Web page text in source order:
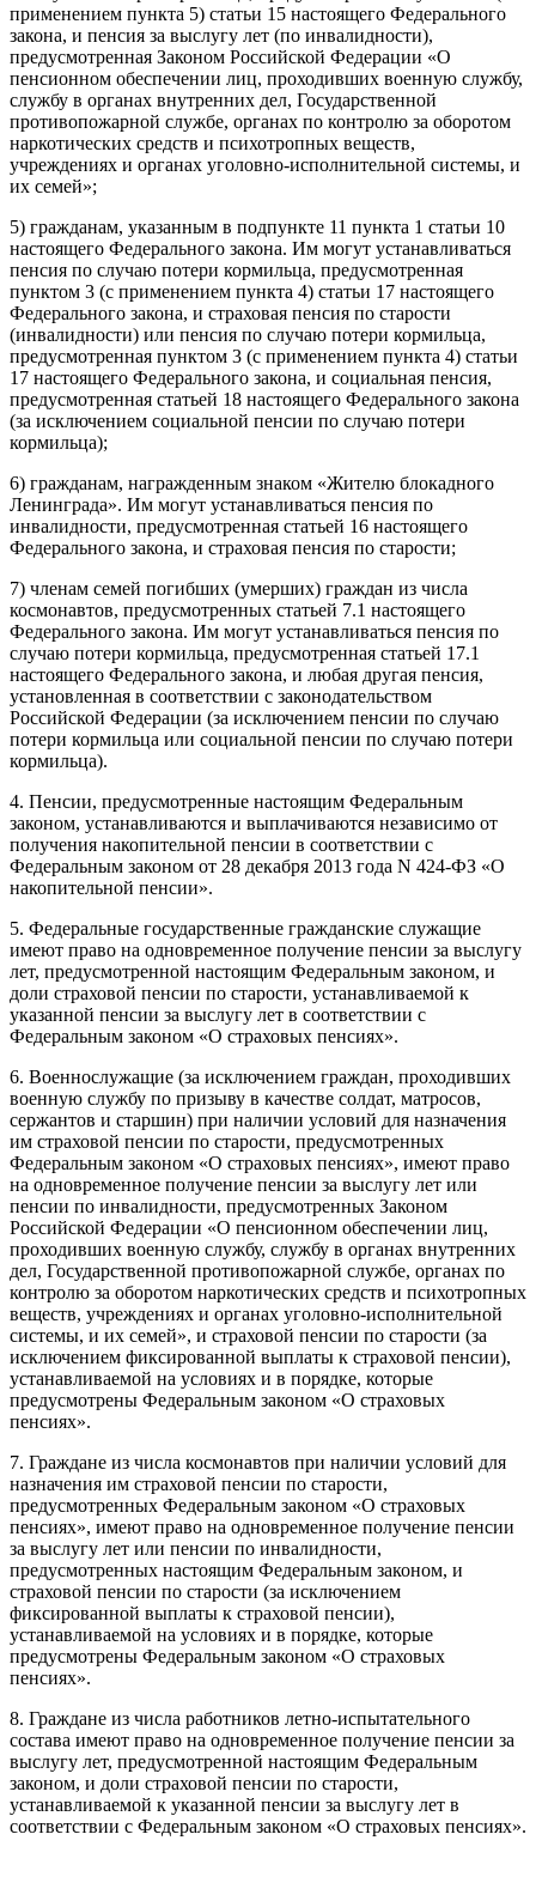
применением пункта 5) статьи 15 настоящего Федерального
закона, и пенсия за выслугу лет (по инвалидности),
предусмотренная Законом Российской Федерации «О
пенсионном обеспечении лиц, проходивших военную службу,
службу в органах внутренних дел, Государственной
противопожарной службе, органах по контролю за оборотом
наркотических средств и психотропных веществ,
учреждениях и органах уголовно-исполнительной системы, и
их семей»;
5) гражданам, указанным в подпункте 11 пункта 1 статьи 10
настоящего Федерального закона. Им могут устанавливаться
пенсия по случаю потери кормильца, предусмотренная
пунктом 3 (с применением пункта 4) статьи 17 настоящего
Федерального закона, и страховая пенсия по старости
(инвалидности) или пенсия по случаю потери кормильца,
предусмотренная пунктом 3 (с применением пункта 4) статьи
17 настоящего Федерального закона, и социальная пенсия,
предусмотренная статьей 18 настоящего Федерального закона
(за исключением социальной пенсии по случаю потери
кормильца);
6) гражданам, награжденным знаком «Жителю блокадного
Ленинграда». Им могут устанавливаться пенсия по
инвалидности, предусмотренная статьей 16 настоящего
Федерального закона, и страховая пенсия по старости;
7) членам семей погибших (умерших) граждан из числа
космонавтов, предусмотренных статьей 7.1 настоящего
Федерального закона. Им могут устанавливаться пенсия по
случаю потери кормильца, предусмотренная статьей 17.1
настоящего Федерального закона, и любая другая пенсия,
установленная в соответствии с законодательством
Российской Федерации (за исключением пенсии по случаю
потери кормильца или социальной пенсии по случаю потери
кормильца).
4. Пенсии, предусмотренные настоящим Федеральным
законом, устанавливаются и выплачиваются независимо от
получения накопительной пенсии в соответствии с
Федеральным законом от 28 декабря 2013 года N 424-ФЗ «О
накопительной пенсии».
5. Федеральные государственные гражданские служащие
имеют право на одновременное получение пенсии за выслугу
лет, предусмотренной настоящим Федеральным законом, и
доли страховой пенсии по старости, устанавливаемой к
указанной пенсии за выслугу лет в соответствии с
Федеральным законом «О страховых пенсиях».
6. Военнослужащие (за исключением граждан, проходивших
военную службу по призыву в качестве солдат, матросов,
сержантов и старшин) при наличии условий для назначения
им страховой пенсии по старости, предусмотренных
Федеральным законом «О страховых пенсиях», имеют право
на одновременное получение пенсии за выслугу лет или
пенсии по инвалидности, предусмотренных Законом
Российской Федерации «О пенсионном обеспечении лиц,
проходивших военную службу, службу в органах внутренних
дел, Государственной противопожарной службе, органах по
контролю за оборотом наркотических средств и психотропных
веществ, учреждениях и органах уголовно-исполнительной
системы, и их семей», и страховой пенсии по старости (за
исключением фиксированной выплаты к страховой пенсии),
устанавливаемой на условиях и в порядке, которые
предусмотрены Федеральным законом «О страховых
пенсиях».
7. Граждане из числа космонавтов при наличии условий для
назначения им страховой пенсии по старости,
предусмотренных Федеральным законом «О страховых
пенсиях», имеют право на одновременное получение пенсии
за выслугу лет или пенсии по инвалидности,
предусмотренных настоящим Федеральным законом, и
страховой пенсии по старости (за исключением
фиксированной выплаты к страховой пенсии),
устанавливаемой на условиях и в порядке, которые
предусмотрены Федеральным законом «О страховых
пенсиях».
8. Граждане из числа работников летно-испытательного
состава имеют право на одновременное получение пенсии за
выслугу лет, предусмотренной настоящим Федеральным
законом, и доли страховой пенсии по старости,
устанавливаемой к указанной пенсии за выслугу лет в
соответствии с Федеральным законом «О страховых пенсиях».